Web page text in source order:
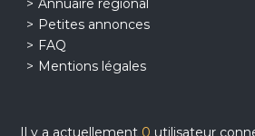
Annuaire régional
Petites annonces
FAQ
Mentions légales
Il y a actuellement 0 utilisateur